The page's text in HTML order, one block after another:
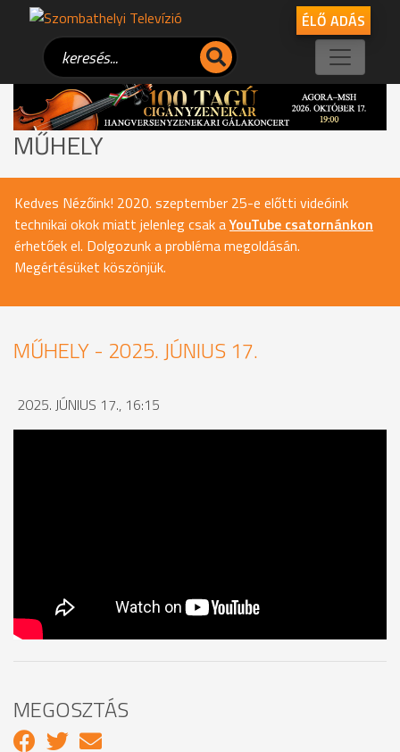
ÉLŐ ADÁS
MŰHELY
Kedves Nézőink! 2020. szeptember 25-e előtti videóink
technikai okok miatt jelenleg csak aYouTube csatornánkon
érhetőek el. Dolgozunk a probléma megoldásán.
Megértésüket köszönjük.
MŰHELY - 2025. JÚNIUS 17.
2025. JÚNIUS 17., 16:15
MEGOSZTÁS